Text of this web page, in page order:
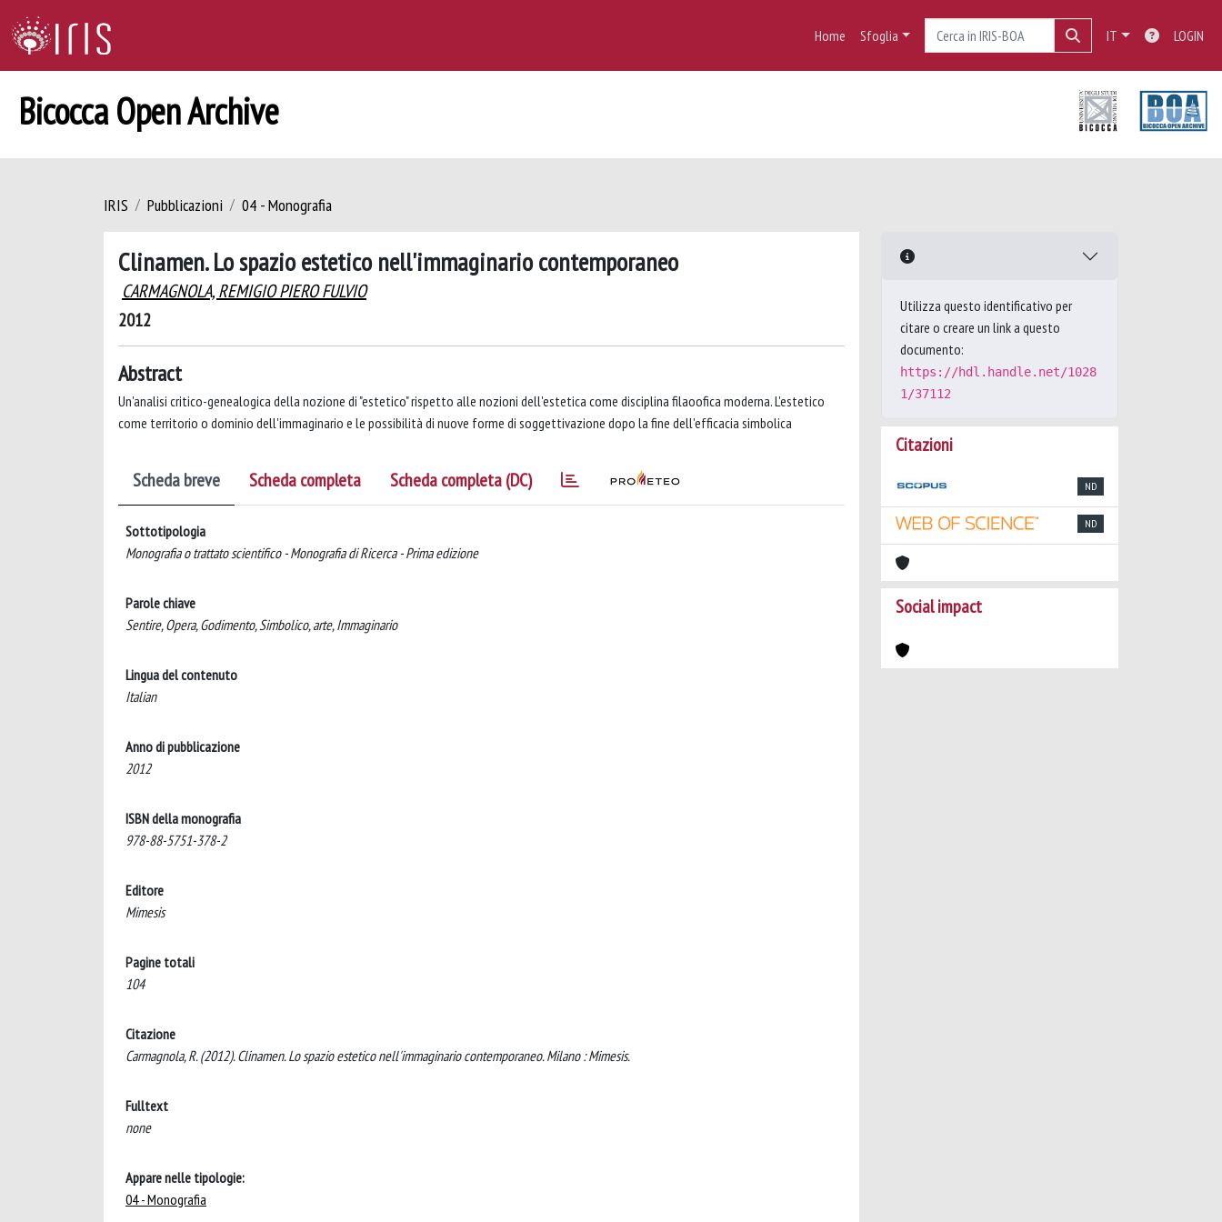
Home Sfoglia IT LOGIN
Bicocca Open Archive
IRIS Pubblicazioni 04 - Monografia
Clinamen. Lo spazio estetico nell'immaginario contemporaneo
CARMAGNOLA, REMIGIO PIERO FULVIO
2012
Abstract
Un'analisi critico-genealogica della nozione di "estetico" rispetto alle nozioni dell'estetica come disciplina filaoofica moderna. L'estetico
come territorio o dominio dell'immaginario e le possibilità di nuove forme di soggettivazione dopo la fine dell'efficacia simbolica
Scheda breve Scheda completa Scheda completa (DC)
Sottotipologia
Monografia o trattato scientifico - Monografia di Ricerca - Prima edizione
Parole chiave
Sentire, Opera, Godimento, Simbolico, arte, Immaginario
Lingua del contenuto
Italian
Anno di pubblicazione
2012
ISBN della monografia
978-88-5751-378-2
Editore
Mimesis
Pagine totali
104
Citazione
Carmagnola, R. (2012). Clinamen. Lo spazio estetico nell'immaginario contemporaneo. Milano : Mimesis.
Fulltext
none
Appare nelle tipologie:
04 - Monografia
Utilizza questo identificativo per
citare o creare un link a questo
documento:
https://hdl.handle.net/1028
1/37112
Citazioni
ND
ND
Social impact